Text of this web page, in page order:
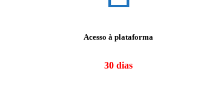
Acesso à plataforma
30 dias